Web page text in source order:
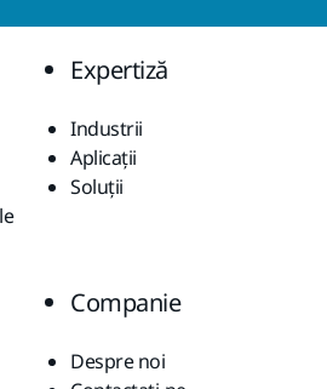
Expertiză
Industrii
Aplicații
Soluții
Companie
Despre noi